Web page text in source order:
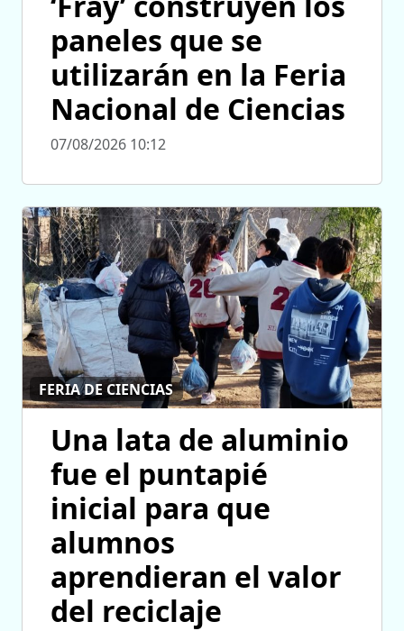
paneles que se
utilizarán en la Feria
Nacional de Ciencias
07/08/2026 10:12
FERIA DE CIENCIAS
Una lata de aluminio
fue el puntapié
inicial para que
alumnos
aprendieran el valor
del reciclaje